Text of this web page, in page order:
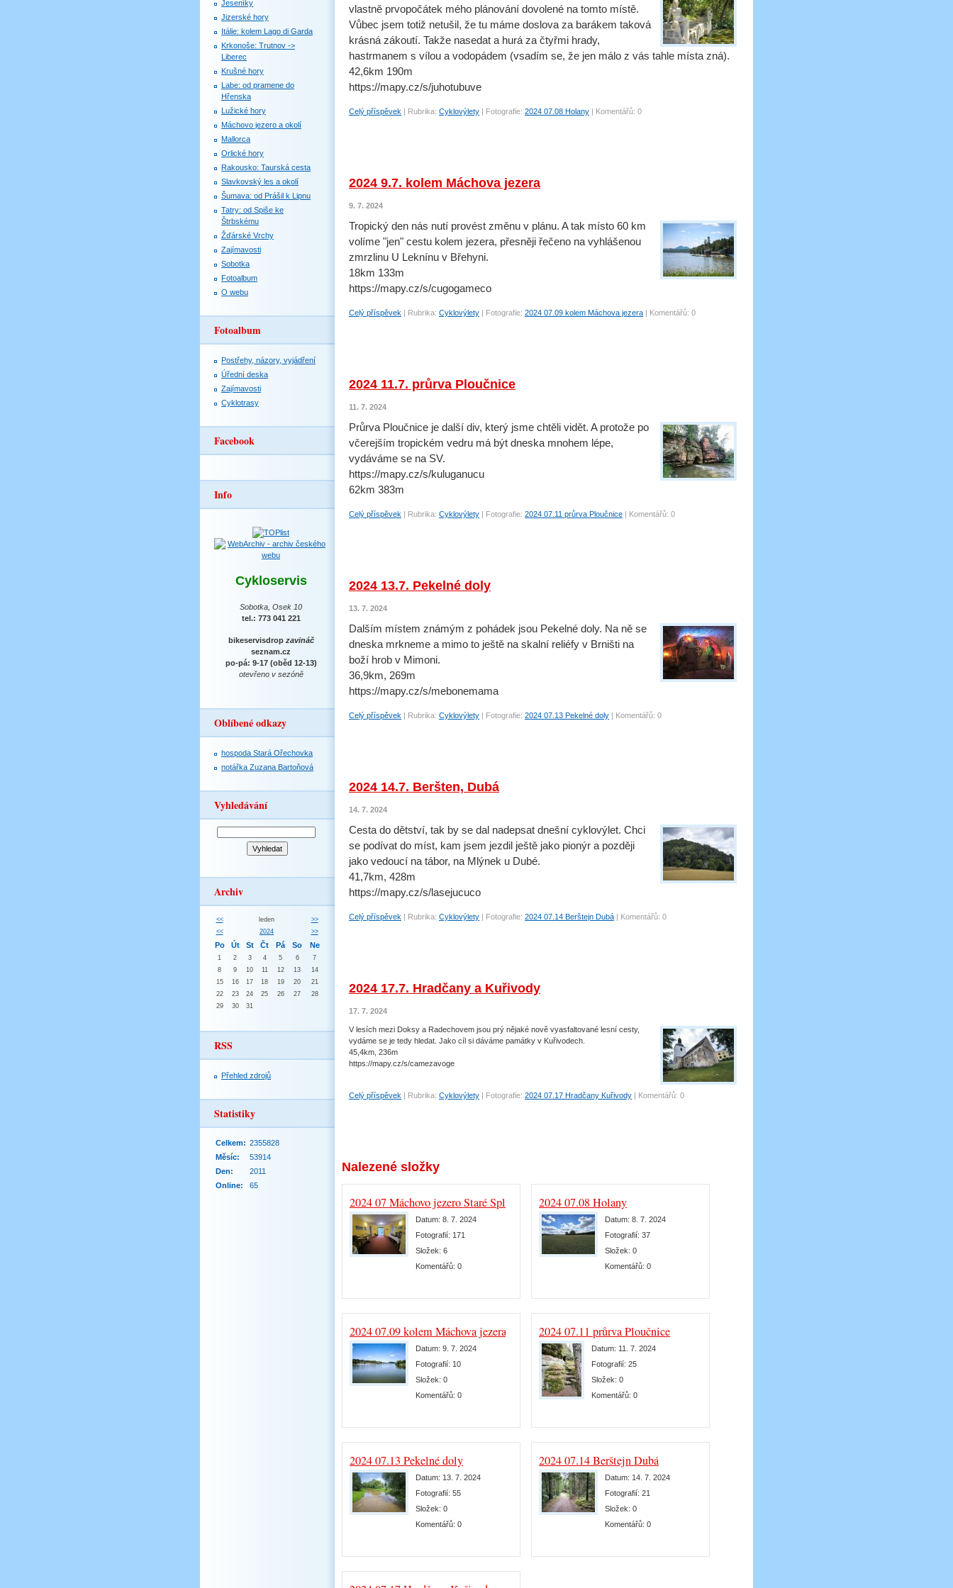
vlastně prvopočátek mého plánování dovolené na tomto místě.
Vůbec jsem totiž netušil, že tu máme doslova za barákem taková
krásná zákoutí. Takže nasedat a hurá za čtyřmi hrady,
hastrmanem s vílou a vodopádem (vsadím se, že jen málo z vás tahle místa zná).
42,6km 190m
https://mapy.cz/s/juhotubuve
Celý příspěvek | Rubrika: Cyklovýlety | Fotografie: 2024 07.08 Holany | Komentářů: 0
2024 9.7. kolem Máchova jezera
9. 7. 2024
Tropický den nás nutí provést změnu v plánu. A tak místo 60 km
volíme "jen" cestu kolem jezera, přesněji řečeno na vyhlášenou
zmrzlinu U Leknínu v Břehyni.
18km 133m
https://mapy.cz/s/cugogameco
Celý příspěvek | Rubrika: Cyklovýlety | Fotografie: 2024 07.09 kolem Máchova jezera | Komentářů: 0
2024 11.7. průrva Ploučnice
11. 7. 2024
Průrva Ploučnice je další div, který jsme chtěli vidět. A protože po
včerejším tropickém vedru má být dneska mnohem lépe,
vydáváme se na SV.
https://mapy.cz/s/kuluganucu
62km 383m
Celý příspěvek | Rubrika: Cyklovýlety | Fotografie: 2024 07.11 průrva Ploučnice | Komentářů: 0
2024 13.7. Pekelné doly
13. 7. 2024
Dalším místem známým z pohádek jsou Pekelné doly. Na ně se
dneska mrkneme a mimo to ještě na skalní reliéfy v Brništi na
boží hrob v Mimoni.
36,9km, 269m
https://mapy.cz/s/mebonemama
Celý příspěvek | Rubrika: Cyklovýlety | Fotografie: 2024 07.13 Pekelné doly | Komentářů: 0
2024 14.7. Beršten, Dubá
14. 7. 2024
Cesta do dětství, tak by se dal nadepsat dnešní cyklovýlet. Chci
se podívat do míst, kam jsem jezdil ještě jako pionýr a později
jako vedoucí na tábor, na Mlýnek u Dubé.
41,7km, 428m
https://mapy.cz/s/lasejucuco
Celý příspěvek | Rubrika: Cyklovýlety | Fotografie: 2024 07.14 Berštejn Dubá | Komentářů: 0
2024 17.7. Hradčany a Kuřivody
17. 7. 2024
V lesích mezi Doksy a Radechovem jsou prý nějaké nově vyasfaltované lesní cesty,
vydáme se je tedy hledat. Jako cíl si dáváme památky v Kuřivodech.
45,4km, 236m
https://mapy.cz/s/camezavoge
Celý příspěvek | Rubrika: Cyklovýlety | Fotografie: 2024 07.17 Hradčany Kuřivody | Komentářů: 0
Nalezené složky
2024 07 Máchovo jezero Staré Splavy
Datum: 8. 7. 2024
Fotografií: 171
Složek: 6
Komentářů: 0
2024 07.08 Holany
Datum: 8. 7. 2024
Fotografií: 37
Složek: 0
Komentářů: 0
2024 07.09 kolem Máchova jezera
Datum: 9. 7. 2024
Fotografií: 10
Složek: 0
Komentářů: 0
2024 07.11 průrva Ploučnice
Datum: 11. 7. 2024
Fotografií: 25
Složek: 0
Komentářů: 0
2024 07.13 Pekelné doly
Datum: 13. 7. 2024
Fotografií: 55
Složek: 0
Komentářů: 0
2024 07.14 Berštejn Dubá
Datum: 14. 7. 2024
Fotografií: 21
Složek: 0
Komentářů: 0
Jeseníky
Jizerské hory
Itálie: kolem Lago di Garda
Krkonoše: Trutnov ->
Liberec
Krušné hory
Labe: od pramene do
Hřenska
Lužické hory
Máchovo jezero a okolí
Mallorca
Orlické hory
Rakousko: Taurská cesta
Slavkovský les a okolí
Šumava: od Prášil k Lipnu
Tatry: od Spiše ke
Štrbskému
Žďárské Vrchy
Zajímavosti
Sobotka
Fotoalbum
O webu
Fotoalbum
Postřehy, názory, vyjádření
Úřední deska
Zajímavosti
Cyklotrasy
Facebook
Info
Cykloservis
Sobotka, Osek 10
tel.: 773 041 221
bikeservisdrop zavináč
seznam.cz
po-pá: 9-17 (oběd 12-13)
otevřeno v sezóně
Oblíbené odkazy
hospoda Stará Ořechovka
notářka Zuzana Bartoňová
Vyhledávání
Archiv
<< leden
>>
<<
2024 >>
Po Út St Čt Pá So Ne
1 2 3 4 5 6
7
8
9 10 11 12 13
14
15
16 17 18 19 20
21
22
23 24 25 26 27
28
29
30 31
RSS
Přehled zdrojů
Statistiky
Online: 65
Celkem: 2355828
Měsíc:
53914
Den:
2011